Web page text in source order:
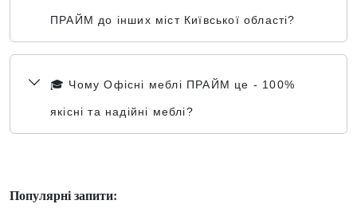
ПРАЙМ до інших міст Київської області?
🎓 Чому Офісні меблі ПРАЙМ це - 100%
якісні та надійні меблі?
Популярні запити: